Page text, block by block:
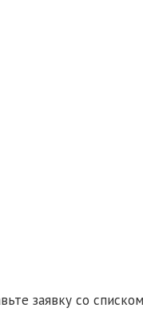
заявку со